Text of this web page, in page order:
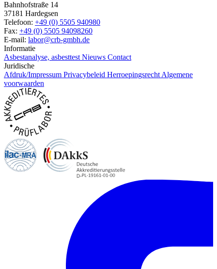
Bahnhofstraße 14
37181 Hardegsen
Telefoon: +49 (0) 5505 940980
Fax: +49 (0) 5505 94098260
E-mail: labor@crb-gmbh.de
Informatie
Asbestanalyse, asbesttest Nieuws Contact
Juridische
Afdruk/Impressum Privacybeleid Herroepingsrecht Algemene
voorwaarden